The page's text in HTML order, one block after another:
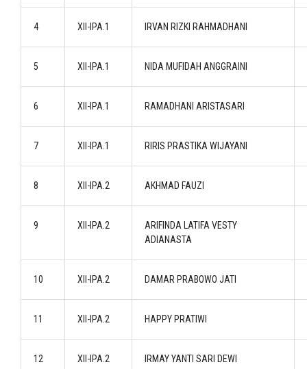
4 XII-IPA.1 IRVAN RIZKI RAHMADHANI
5 XII-IPA.1 NIDA MUFIDAH ANGGRAINI
6 XII-IPA.1 RAMADHANI ARISTASARI
7 XII-IPA.1 RIRIS PRASTIKA WIJAYANI
8 XII-IPA.2 AKHMAD FAUZI
9 XII-IPA.2
ARIFINDA LATIFA VESTY
ADIANASTA
10 XII-IPA.2 DAMAR PRABOWO JATI
11 XII-IPA.2 HAPPY PRATIWI
12 XII-IPA.2 IRMAY YANTI SARI DEWI